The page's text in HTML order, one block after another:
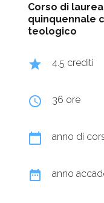
Corso di
quinquennale
teologico
grade 4.5 crediti
query_builder 36 ore
calendar_today anno di
date_range anno